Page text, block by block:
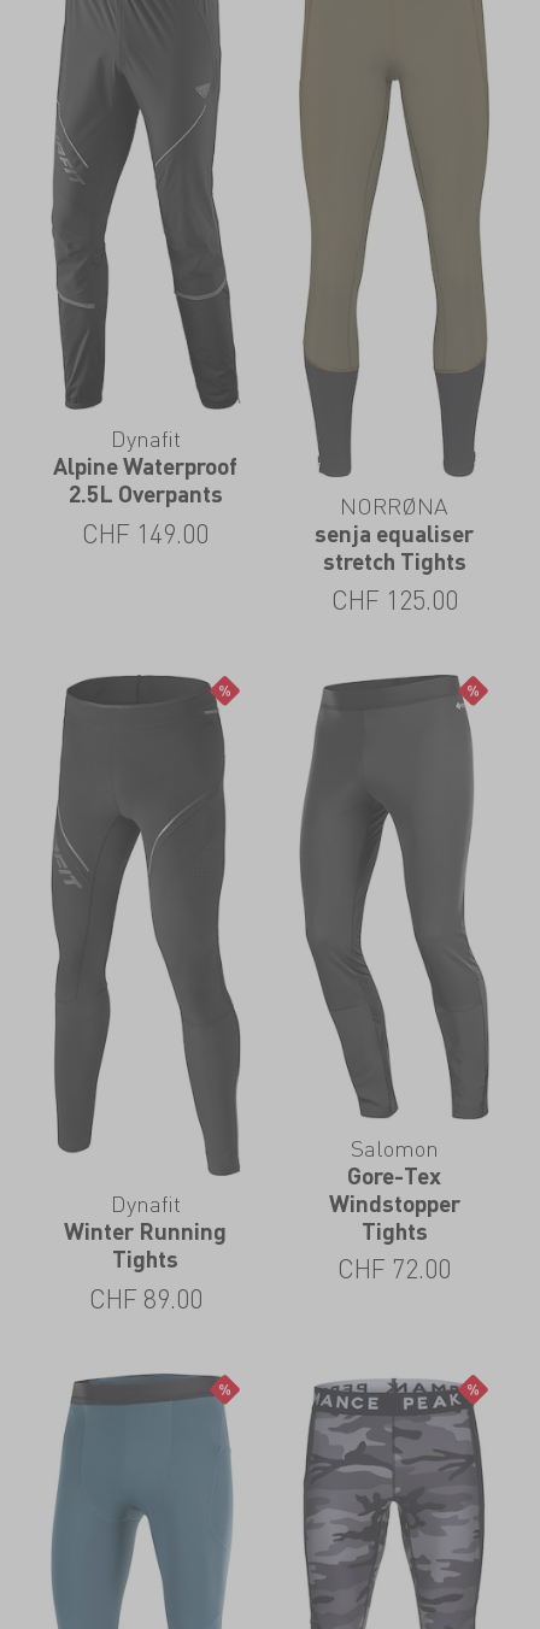
Dynafit
Alpine Waterproof
2.5L Overpants
CHF 149.00
NORRØNA
senja equaliser
stretch Tights
CHF 125.00
Dynafit
Winter Running
Tights
CHF 89.00
Salomon
Gore-Tex
Windstopper
Tights
CHF 72.00